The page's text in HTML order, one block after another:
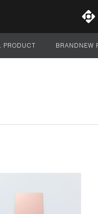
イト全体
PRODUCT BRANDNEW